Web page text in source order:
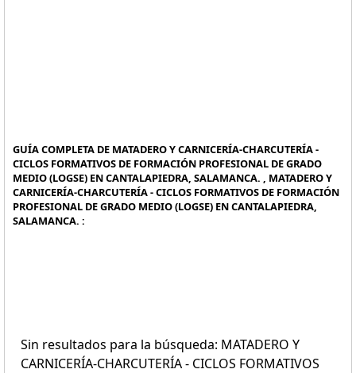
GUÍA COMPLETA DE MATADERO Y CARNICERÍA-CHARCUTERÍA -
CICLOS FORMATIVOS DE FORMACIÓN PROFESIONAL DE GRADO
MEDIO (LOGSE) EN CANTALAPIEDRA, SALAMANCA. , MATADERO Y
CARNICERÍA-CHARCUTERÍA - CICLOS FORMATIVOS DE FORMACIÓN
PROFESIONAL DE GRADO MEDIO (LOGSE) EN CANTALAPIEDRA,
SALAMANCA. :
Sin resultados para la búsqueda: MATADERO Y
CARNICERÍA-CHARCUTERÍA - CICLOS FORMATIVOS